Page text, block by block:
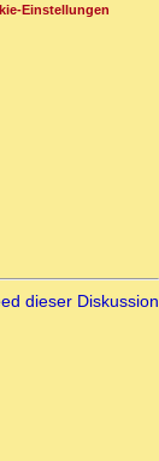
Einstellungen
dieser Diskussion